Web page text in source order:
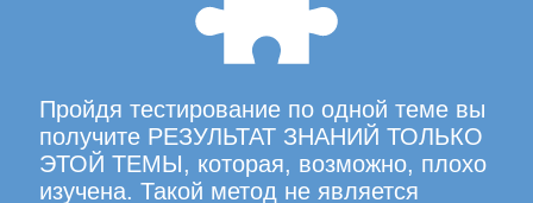
Пройдя тестирование по одной теме вы
получите РЕЗУЛЬТАТ ЗНАНИЙ ТОЛЬКО
ЭТОЙ ТЕМЫ, которая, возможно, плохо
изучена. Такой метод не является